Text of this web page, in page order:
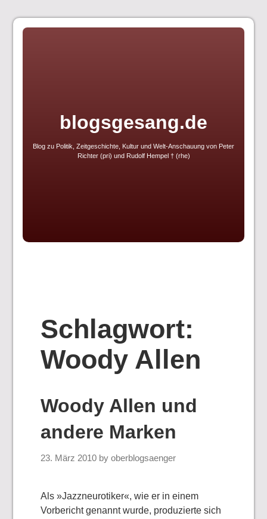
Skip
blogsgesang.de
Blog zu Politik, Zeitgeschichte, Kultur und Welt-Anschauung von Peter
Richter (pri) und Rudolf Hempel † (rhe)
Schlagwort:
Woody Allen
Woody Allen und
andere Marken
23. März 2010 byoberblogsaenger
Als »Jazzneurotiker«, wie er in einem
Vorbericht genannt wurde, produzierte sich